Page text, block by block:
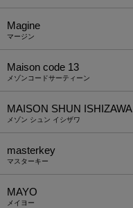
Magine
マージン
Maison code 13
メゾンコードサーティーン
MAISON SHUN ISHIZAWA
メゾン シュン イシザワ
masterkey
マスターキー
MAYO
メイヨー